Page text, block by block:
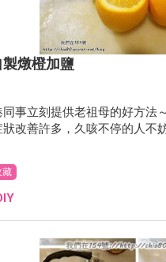
燉橙加鹽
事立刻提供老祖母的好方法
改善許多，久咳不停的人不妨
藏